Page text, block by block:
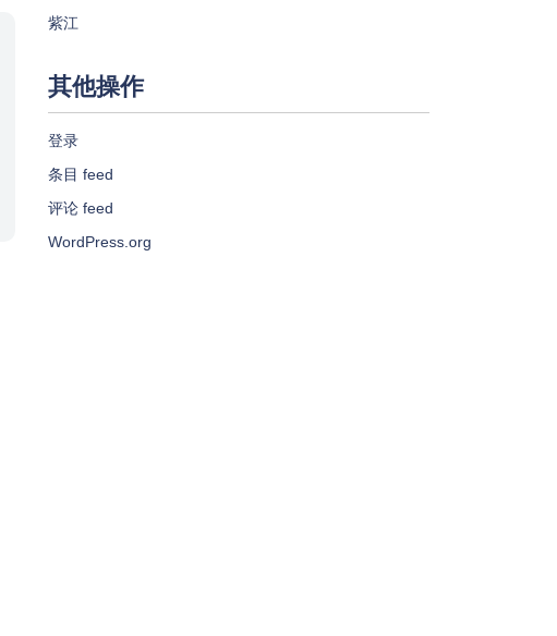
紫江
其他操作
登录
条目 feed
评论 feed
WordPress.org